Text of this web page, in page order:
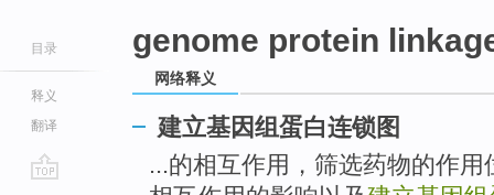
目录
释义
翻译
genome protein
网络释义
建立基因组蛋白连锁图
...的相互作用，筛选药物的作